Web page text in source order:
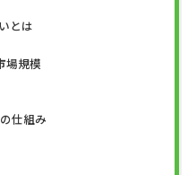
とは
場規模
仕組み